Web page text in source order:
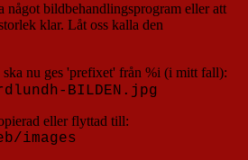
något bildbehandlingsprogram eller att
klar. Låt oss kalla den
ska nu ges 'prefixet' från %i (i mitt fall):
BILDEN.jpg
eller flyttad till:
images